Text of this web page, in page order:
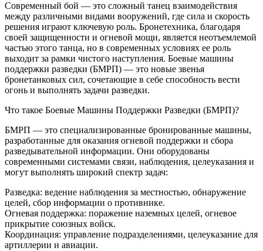
Современный бой — это сложный танец взаимодействия
между различными видами вооружений, где сила и скорость
решения играют ключевую роль. Бронетехника, благодаря
своей защищенности и огневой мощи, является неотъемлемой
частью этого танца, но в современных условиях ее роль
выходит за рамки чистого наступления. Боевые машины
поддержки разведки (БМРП) — это новые звенья
бронетанковых сил, сочетающие в себе способность вести
огонь и выполнять задачи разведки.
Что такое Боевые Машины Поддержки Разведки (БМРП)?
БМРП — это специализированные бронированные машины,
разработанные для оказания огневой поддержки и сбора
разведывательной информации. Они оборудованы
современными системами связи, наблюдения, целеуказания и
могут выполнять широкий спектр задач:
Разведка: ведение наблюдения за местностью, обнаружение
целей, сбор информации о противнике.
Огневая поддержка: поражение наземных целей, огневое
прикрытие союзных войск.
Координация: управление подразделениями, целеуказание для
артиллерии и авиации.